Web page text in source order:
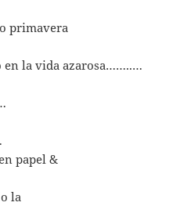
la vida azarosa……..…
papel &
la